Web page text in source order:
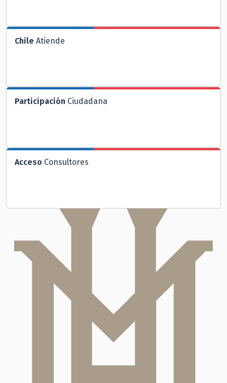
Chile Atiende
Participación Ciudadana
Acceso Consultores